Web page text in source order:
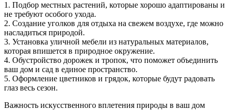
1. Подбор местных растений, которые хорошо адаптированы и
не требуют особого ухода.
2. Создание уголков для отдыха на свежем воздухе, где можно
насладиться природой.
3. Установка уличной мебели из натуральных материалов,
которая впишется в природное окружение.
4. Обустройство дорожек и тропок, что поможет объединить
ваш дом и сад в единое пространство.
5. Оформление цветников и грядок, которые будут радовать
глаз весь сезон.
Важность искусственного вплетения природы в ваш дом